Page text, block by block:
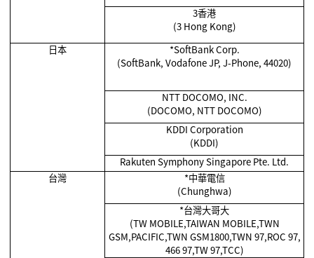
3香港
(3 Hong Kong)
日本
*SoftBank Corp.
(SoftBank, Vodafone JP, J-Phone, 44020)
NTT DOCOMO, INC.
(DOCOMO, NTT DOCOMO)
KDDI Corporation
(KDDI)
Rakuten Symphony Singapore Pte. Ltd.
台灣
*中華電信
(Chunghwa)
*台灣大哥大
(TW MOBILE,TAIWAN MOBILE,TWN
GSM,PACIFIC,TWN GSM1800,TWN 97,ROC 97,
466 97,TW 97,TCC)